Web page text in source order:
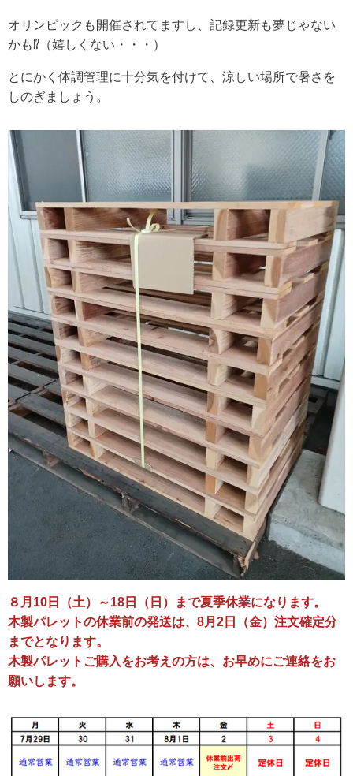
オリンピックも開催されてますし、記録更新も夢じゃない
かも⁉（嬉しくない・・・）
とにかく体調管理に十分気を付けて、涼しい場所で暑さを
しのぎましょう。
８月10日（土）～18日（日）まで夏季休業になります。
木製パレットの休業前の発送は、8月2日（金）注文確定分
までとなります。
木製パレットご購入をお考えの方は、お早めにご連絡をお
願いします。